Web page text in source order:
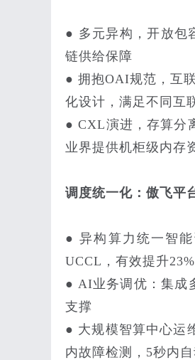
● 多元异构，开放包
链供给保障
● 拥抱OAI规范，互
化设计，满足不同互
● CXL演进，存算分
业界提供机柜级内存
调度统一化：傲飞平
● 异构算力统一智
UCCL，有效提升
● AI业务调优：集成
支撑
● 大规模智算中心运
内故障检测，5秒内